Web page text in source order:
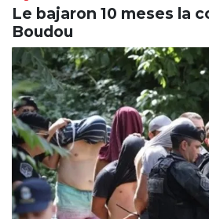
Le bajaron 10 meses la
Boudou